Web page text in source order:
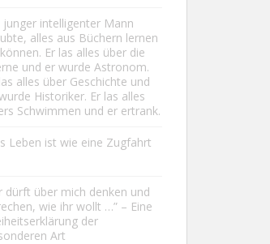
junger intelligenter Mann
alles aus Büchern lernen
Er las alles über die
und er wurde Astronom.
alles über Geschichte und
Historiker. Er las alles
Schwimmen und er ertrank.
Leben ist wie eine Zugfahrt
dürft über mich denken und
wie ihr wollt …” – Eine
der
Art